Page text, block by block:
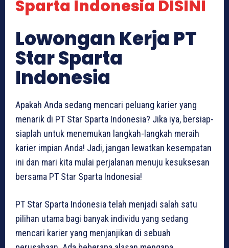
Sparta Indonesia DISINI
Lowongan Kerja PT
Star Sparta
Indonesia
Apakah Anda sedang mencari peluang karier yang
menarik di PT Star Sparta Indonesia? Jika iya, bersiap-
siaplah untuk menemukan langkah-langkah meraih
karier impian Anda! Jadi, jangan lewatkan kesempatan
ini dan mari kita mulai perjalanan menuju kesuksesan
bersama PT Star Sparta Indonesia!
PT Star Sparta Indonesia telah menjadi salah satu
pilihan utama bagi banyak individu yang sedang
mencari karier yang menjanjikan di sebuah